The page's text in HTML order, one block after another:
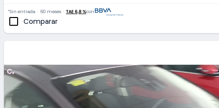
Comparar
*Sin entrada 60 meses TAE 6,8 %con